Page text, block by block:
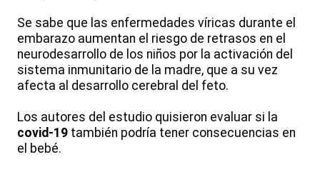
Se sabe que las enfermedades víricas durante el
embarazo aumentan el riesgo de retrasos en el
neurodesarrollo de los niños por la activación del
sistema inmunitario de la madre, que a su vez
afecta al desarrollo cerebral del feto.
Los autores del estudio quisieron evaluar si la
covid-19 también podría tener consecuencias en
el bebé.